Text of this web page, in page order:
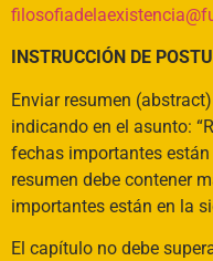
INSTRUCCIÓN DE
Enviar resumen
indicando en el asunto:
fechas importantes
resumen debe contener
importantes están en la
El capítulo no debe